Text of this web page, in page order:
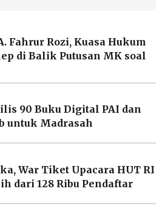
Fahrur Rozi, Kuasa Hukum
di Balik Putusan MK soal
90 Buku Digital PAI dan
untuk Madrasah
War Tiket Upacara HUT RI
dari 128 Ribu Pendaftar